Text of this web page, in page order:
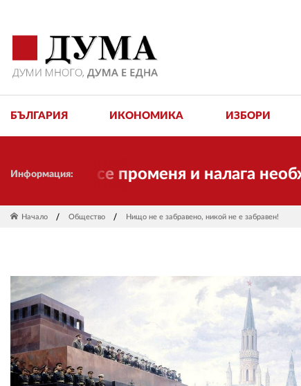
БЪЛГАРИЯ ИКОНОМИКА ИЗБОРИ
Информация:
се променя и налага
Начало Общество Нищо не е забравено, никой не е забравен!